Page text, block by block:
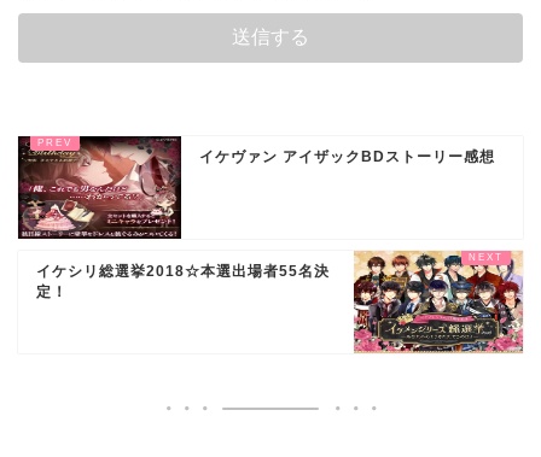
イケヴァン アイザックBDストーリー感想
イケシリ総選挙2018☆本選出場者55名決
定！